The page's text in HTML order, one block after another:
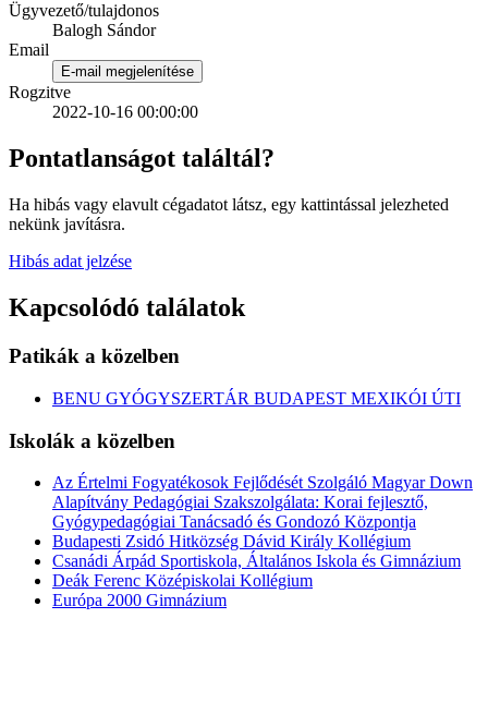
Ügyvezető/tulajdonos
Balogh Sándor
Email
E-mail megjelenítése
Rogzitve
2022-10-16 00:00:00
Pontatlanságot találtál?
Ha hibás vagy elavult cégadatot látsz, egy kattintással jelezheted
nekünk javításra.
Hibás adat jelzése
Kapcsolódó találatok
Patikák a közelben
BENU GYÓGYSZERTÁR BUDAPEST MEXIKÓI ÚTI
Iskolák a közelben
Az Értelmi Fogyatékosok Fejlődését Szolgáló Magyar Down
Alapítvány Pedagógiai Szakszolgálata: Korai fejlesztő,
Gyógypedagógiai Tanácsadó és Gondozó Központja
Budapesti Zsidó Hitközség Dávid Király Kollégium
Csanádi Árpád Sportiskola, Általános Iskola és Gimnázium
Deák Ferenc Középiskolai Kollégium
Európa 2000 Gimnázium